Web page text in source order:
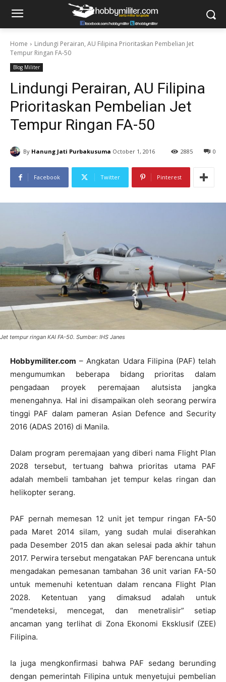
Home
Lindungi Perairan, AU Filipina Prioritaskan Pembelian Jet
Tempur Ringan FA-50
Blog Militer
Lindungi Perairan, AU Filipina
Prioritaskan Pembelian Jet
Tempur Ringan FA-50
By Hanung Jati Purbakusuma October 1, 2016 0
2885
Facebook Twitter Pinterest
Jet tempur ringan KAI FA-50. Sumber: IHS Janes
Hobbymiliter.com – Angkatan Udara Filipina (PAF) telah
mengumumkan beberapa bidang prioritas dalam
pengadaan proyek peremajaan alutsista jangka
menengahnya. Hal ini disampaikan oleh seorang perwira
tinggi PAF dalam pameran Asian Defence and Security
2016 (ADAS 2016) di Manila.
Dalam program peremajaan yang diberi nama Flight Plan
2028 tersebut, tertuang bahwa prioritas utama PAF
adalah membeli tambahan jet tempur kelas ringan dan
helikopter serang.
PAF pernah memesan 12 unit jet tempur ringan FA-50
pada Maret 2014 silam, yang sudah mulai diserahkan
pada Desember 2015 dan akan selesai pada akhir tahun
2017. Perwira tersebut mengatakan PAF berencana untuk
mengadakan pemesanan tambahan 36 unit varian FA-50
untuk memenuhi ketentuan dalam rencana Flight Plan
2028. Ketentuan yang dimaksud adalah untuk
“mendeteksi, mencegat, dan menetralisir” setiap
ancaman yang terlihat di Zona Ekonomi Eksklusif (ZEE)
Filipina.
Ia juga mengkonfirmasi bahwa PAF sedang berunding
dengan pemerintah Filipina untuk menyetujui pembelian